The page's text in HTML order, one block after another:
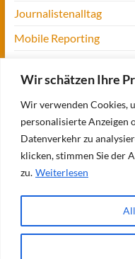
Wir schätzen Ihre
Wir verwenden Cookies,
personalisierte Anzeigen
Datenverkehr zu
klicken, stimmen Sie der
zu. Weiterlesen
Journalistenalltag
Mobile Reporting
Tansania
UofM
Workshops,
ThemeGrill.